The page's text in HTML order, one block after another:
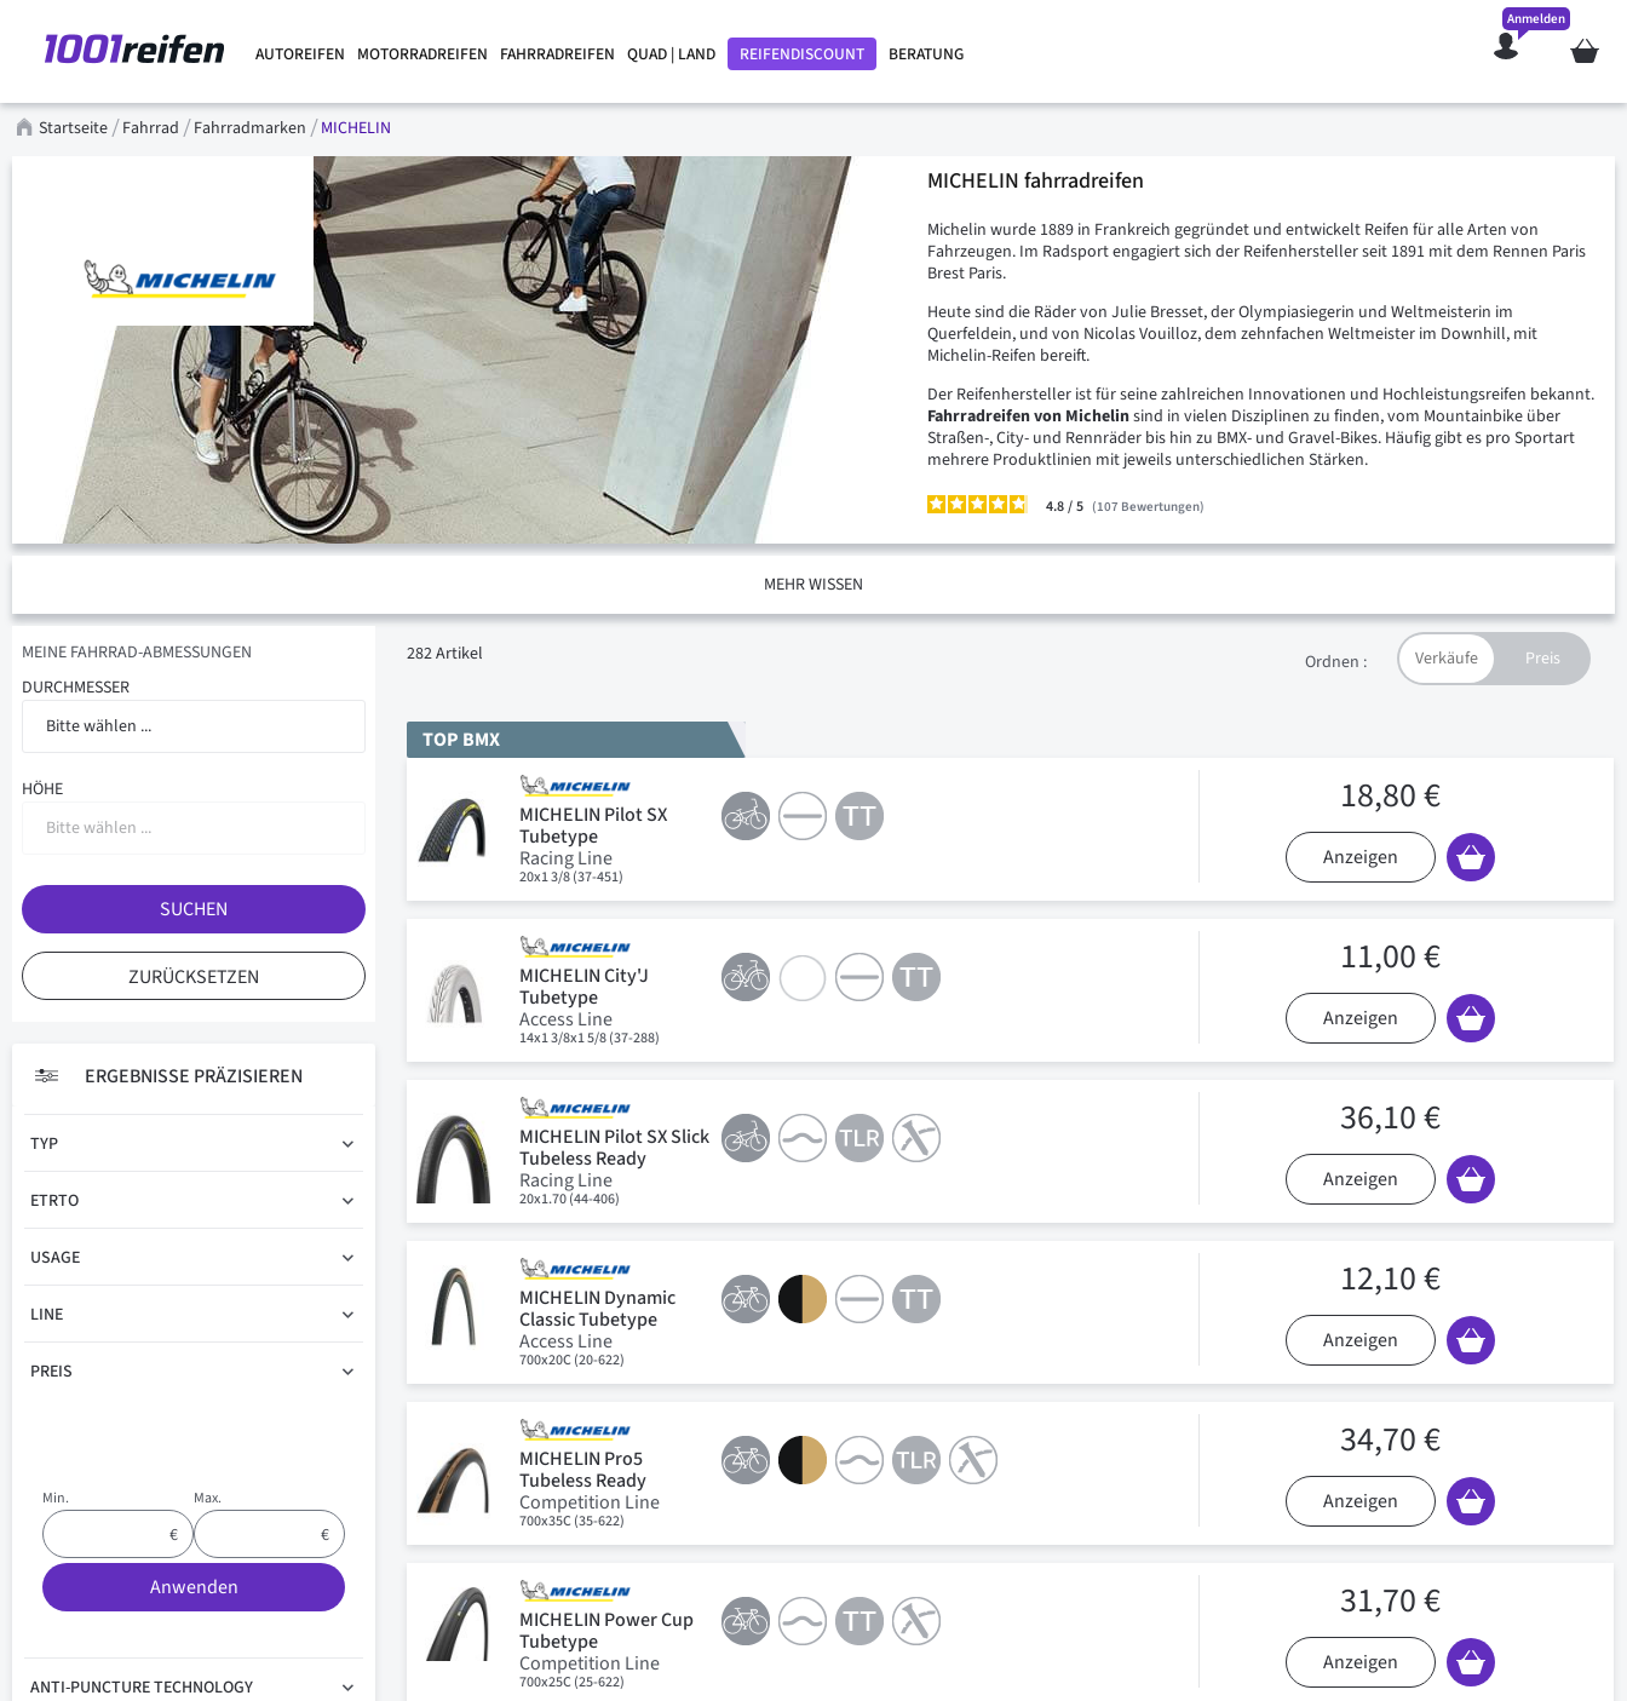
AUTOREIFEN MOTORRADREIFEN FAHRRADREIFEN QUAD | LAND REIFENDISCOUNT BERATUNG Mein
Anmelden
Startseite Fahrrad Fahrradmarken MICHELIN
MICHELIN fahrradreifen
Michelin wurde 1889 in Frankreich gegründet und entwickelt Reifen für alle Arten von
Fahrzeugen. Im Radsport engagiert sich der Reifenhersteller seit 1891 mit dem Rennen Paris
Brest Paris.
Heute sind die Räder von Julie Bresset, der Olympiasiegerin und Weltmeisterin im
Querfeldein, und von Nicolas Vouilloz, dem zehnfachen Weltmeister im Downhill, mit
Michelin-Reifen bereift.
Der Reifenhersteller ist für seine zahlreichen Innovationen und Hochleistungsreifen bekannt.
Fahrradreifen von Michelinsind in vielen Disziplinen zu finden, vom Mountainbike über
Straßen-, City- und Rennräder bis hin zu BMX- und Gravel-Bikes. Häufig gibt es pro Sportart
mehrere Produktlinien mit jeweils unterschiedlichen Stärken.
4.8/ 107 Bewertungen
MEHR WISSEN
282Artikel Ordnen :
TOP BMX
MICHELIN Pilot SX
Tubetype
Racing Line
20x1 3/8 (37-451)
18,80 €
Anzeigen
MICHELIN City'J
Tubetype
Access Line
14x1 3/8x1 5/8 (37-288)
11,00 €
Anzeigen
MICHELIN Pilot SX Slick
Tubeless Ready
Racing Line
20x1.70 (44-406)
36,10 €
Anzeigen
MICHELIN Dynamic
Classic Tubetype
Access Line
700x20C (20-622)
12,10 €
Anzeigen
MICHELIN Pro5
Tubeless Ready
Competition Line
700x35C (35-622)
34,70 €
Anzeigen
MICHELIN Power Cup
Tubetype
Competition Line
700x25C (25-622)
31,70 €
Anzeigen
MEINE FAHRRAD-ABMESSUNGEN
DURCHMESSER
Bitte wählen ...
HÖHE
Bitte wählen ...
ZURÜCKSETZEN
SUCHEN
ERGEBNISSE PRÄZISIEREN
TYP
ETRTO
USAGE
LINE
PREIS
Min. Max.
Anwenden
ANTI-PUNCTURE TECHNOLOGY